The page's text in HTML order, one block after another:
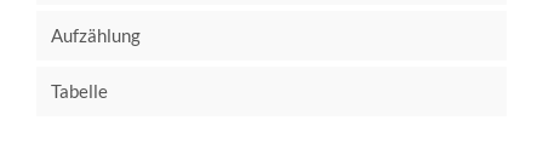
Aufzählung
Tabelle